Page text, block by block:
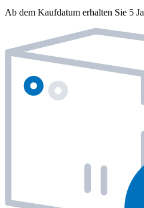
Ab dem Kaufdatum erhalten Sie 5